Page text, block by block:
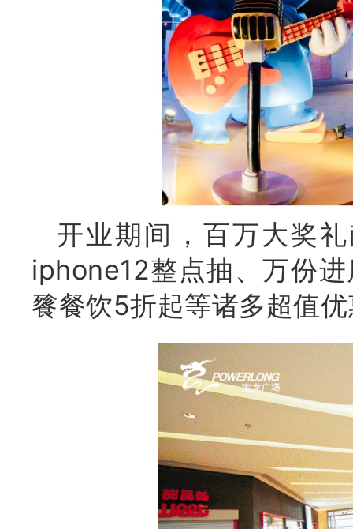
开业期间，百万大奖
iphone12整点抽、万份
餮餐饮5折起等诸多超值